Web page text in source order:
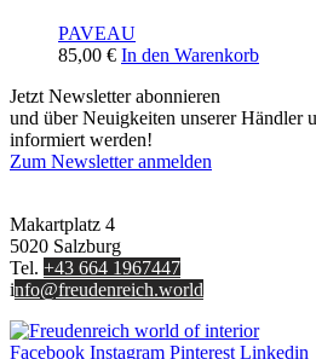
PAVEAU
85,00 € In den Warenkorb
Jetzt Newsletter abonnieren
und über Neuigkeiten unserer Händler
informiert werden!
Zum Newsletter anmelden
Makartplatz 4
5020 Salzburg
Tel. +43 664 1967447
info@freudenreich.world
Facebook Instagram Pinterest Linkedin